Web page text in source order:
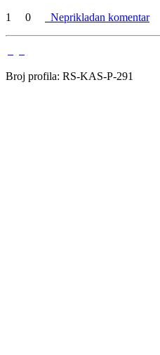
1
0 Neprikladan komentar
Broj profila: RS-KAS-P-291